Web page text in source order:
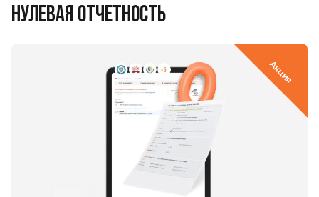
НУЛЕВАЯ ОТЧЕТНОСТЬ
Акция